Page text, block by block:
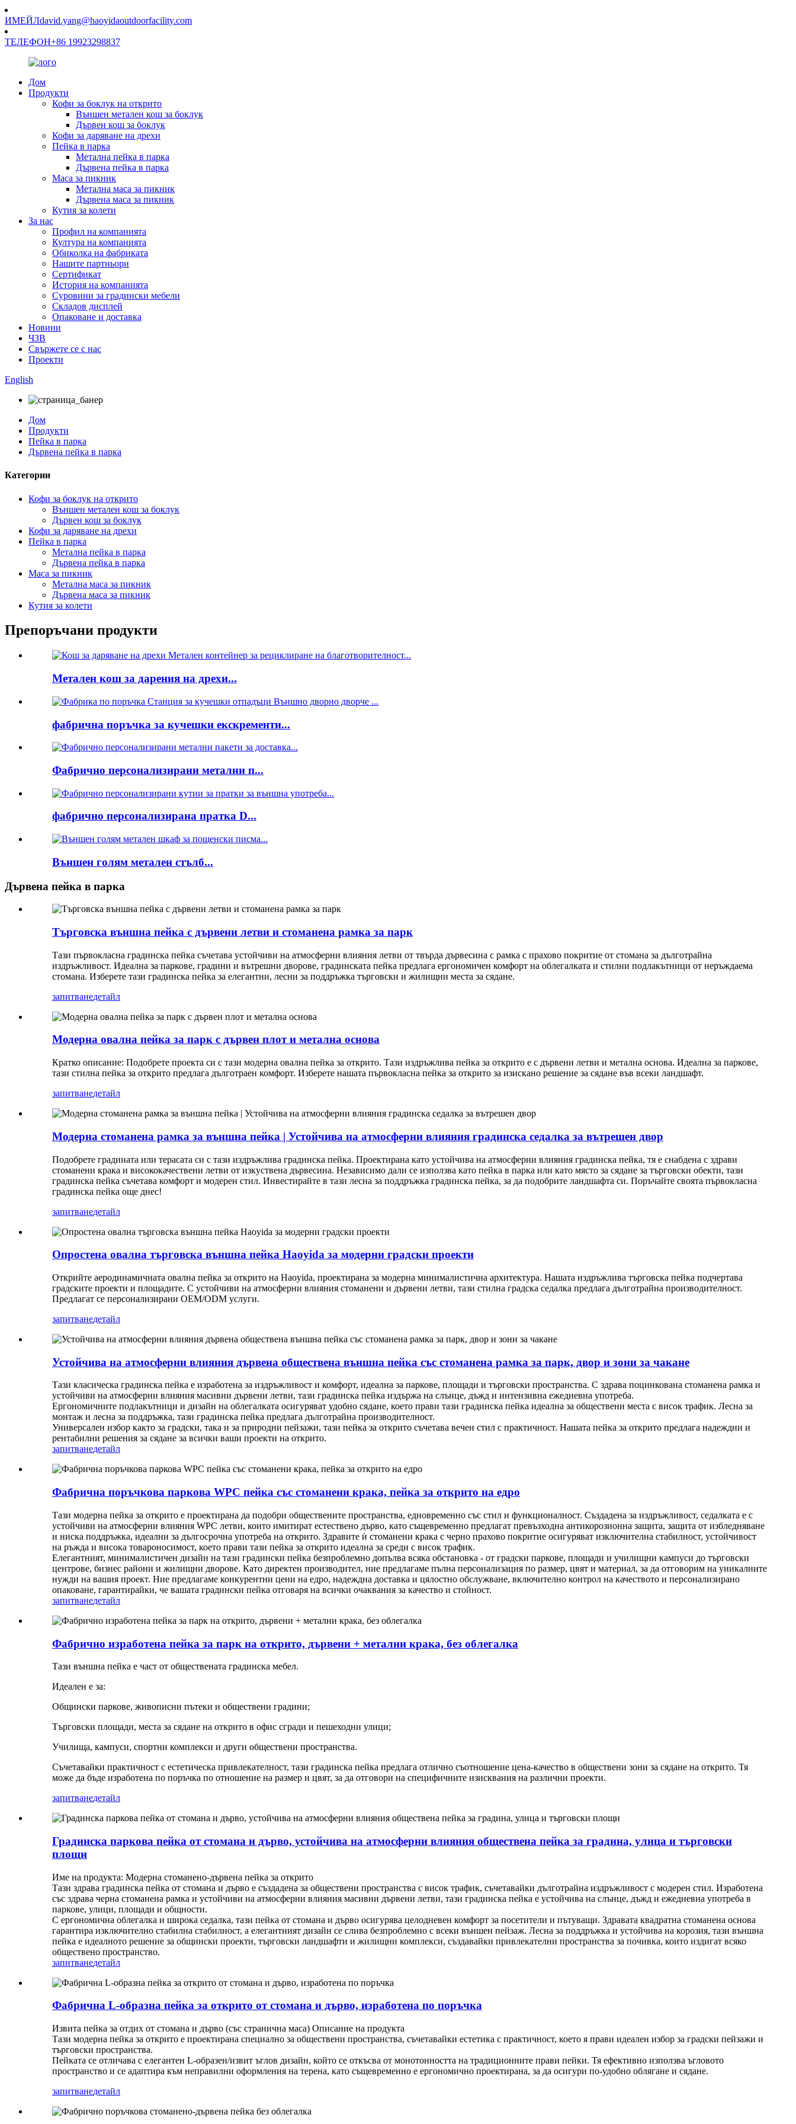
ИМЕЙЛdavid.yang@haoyidaoutdoorfacility.com
ТЕЛЕФОН+86 19923298837
Дом
Продукти
Кофи за боклук на открито
Външен метален кош за боклук
Дървен кош за боклук
Кофи за даряване на дрехи
Пейка в парка
Метална пейка в парка
Дървена пейка в парка
Маса за пикник
Метална маса за пикник
Дървена маса за пикник
Кутия за колети
За нас
Профил на компанията
Култура на компанията
Обиколка на фабриката
Нашите партньори
Сертификат
История на компанията
Суровини за градински мебели
Складов дисплей
Опаковане и доставка
Новини
ЧЗВ
Свържете се с нас
Проекти
English
Дом
Продукти
Пейка в парка
Дървена пейка в парка
Категории
Кофи за боклук на открито
Външен метален кош за боклук
Дървен кош за боклук
Кофи за даряване на дрехи
Пейка в парка
Метална пейка в парка
Дървена пейка в парка
Маса за пикник
Метална маса за пикник
Дървена маса за пикник
Кутия за колети
Препоръчани продукти
Метален кош за дарения на дрехи...
фабрична поръчка за кучешки екскременти...
Фабрично персонализирани метални п...
фабрично персонализирана пратка D...
Външен голям метален стълб...
Дървена пейка в парка
Търговска външна пейка с дървени летви и стоманена рамка за парк
Тази първокласна градинска пейка съчетава устойчиви на атмосферни влияния летви от твърда дървесина с рамка с прахово покритие от стомана за дълготрайна
издръжливост. Идеална за паркове, градини и вътрешни дворове, градинската пейка предлага ергономичен комфорт на облегалката и стилни подлакътници от неръждаема
стомана. Изберете тази градинска пейка за елегантни, лесни за поддръжка търговски и жилищни места за сядане.
запитванедетайл
Модерна овална пейка за парк с дървен плот и метална основа
Кратко описание: Подобрете проекта си с тази модерна овална пейка за открито. Тази издръжлива пейка за открито е с дървени летви и метална основа. Идеална за паркове,
тази стилна пейка за открито предлага дълготраен комфорт. Изберете нашата първокласна пейка за открито за изискано решение за сядане във всеки ландшафт.
запитванедетайл
Модерна стоманена рамка за външна пейка | Устойчива на атмосферни влияния градинска седалка за вътрешен двор
Подобрете градината или терасата си с тази издръжлива градинска пейка. Проектирана като устойчива на атмосферни влияния градинска пейка, тя е снабдена с здрави
стоманени крака и висококачествени летви от изкуствена дървесина. Независимо дали се използва като пейка в парка или като място за сядане за търговски обекти, тази
градинска пейка съчетава комфорт и модерен стил. Инвестирайте в тази лесна за поддръжка градинска пейка, за да подобрите ландшафта си. Поръчайте своята първокласна
градинска пейка още днес!
запитванедетайл
Опростена овална търговска външна пейка Haoyida за модерни градски проекти
Открийте аеродинамичната овална пейка за открито на Haoyida, проектирана за модерна минималистична архитектура. Нашата издръжлива търговска пейка подчертава
градските проекти и площадите. С устойчиви на атмосферни влияния стоманени и дървени летви, тази стилна градска седалка предлага дълготрайна производителност.
Предлагат се персонализирани OEM/ODM услуги.
запитванедетайл
Устойчива на атмосферни влияния дървена обществена външна пейка със стоманена рамка за парк, двор и зони за чакане
Тази класическа градинска пейка е изработена за издръжливост и комфорт, идеална за паркове, площади и търговски пространства. С здрава поцинкована стоманена рамка и
устойчиви на атмосферни влияния масивни дървени летви, тази градинска пейка издържа на слънце, дъжд и интензивна ежедневна употреба.
Ергономичните подлакътници и дизайн на облегалката осигуряват удобно сядане, което прави тази градинска пейка идеална за обществени места с висок трафик. Лесна за
монтаж и лесна за поддръжка, тази градинска пейка предлага дълготрайна производителност.
Универсален избор както за градски, така и за природни пейзажи, тази пейка за открито съчетава вечен стил с практичност. Нашата пейка за открито предлага надеждни и
рентабилни решения за сядане за всички ваши проекти на открито.
запитванедетайл
Фабрична поръчкова паркова WPC пейка със стоманени крака, пейка за открито на едро
Тази модерна пейка за открито е проектирана да подобри обществените пространства, едновременно със стил и функционалност. Създадена за издръжливост, седалката е с
устойчиви на атмосферни влияния WPC летви, които имитират естествено дърво, като същевременно предлагат превъзходна антикорозионна защита, защита от избледняване
и ниска поддръжка, идеални за дългосрочна употреба на открито. Здравите ѝ стоманени крака с черно прахово покритие осигуряват изключителна стабилност, устойчивост
на ръжда и висока товароносимост, което прави тази пейка за открито идеална за среди с висок трафик.
Елегантният, минималистичен дизайн на тази градински пейка безпроблемно допълва всяка обстановка - от градски паркове, площади и училищни кампуси до търговски
центрове, бизнес райони и жилищни дворове. Като директен производител, ние предлагаме пълна персонализация по размер, цвят и материал, за да отговорим на уникалните
нужди на вашия проект. Ние предлагаме конкурентни цени на едро, надеждна доставка и цялостно обслужване, включително контрол на качеството и персонализирано
опаковане, гарантирайки, че вашата градински пейка отговаря на всички очаквания за качество и стойност.
запитванедетайл
Фабрично изработена пейка за парк на открито, дървени + метални крака, без облегалка
Тази външна пейка е част от обществената градинска мебел.
Идеален е за:
Общински паркове, живописни пътеки и обществени градини;
Търговски площади, места за сядане на открито в офис сгради и пешеходни улици;
Училища, кампуси, спортни комплекси и други обществени пространства.
Съчетавайки практичност с естетическа привлекателност, тази градинска пейка предлага отлично съотношение цена-качество в обществени зони за сядане на открито. Тя
може да бъде изработена по поръчка по отношение на размер и цвят, за да отговори на специфичните изисквания на различни проекти.
запитванедетайл
Градинска паркова пейка от стомана и дърво, устойчива на атмосферни влияния обществена пейка за градина, улица и търговски
площи
Име на продукта: Модерна стоманено-дървена пейка за открито
Тази здрава градинска пейка от стомана и дърво е създадена за обществени пространства с висок трафик, съчетавайки дълготрайна издръжливост с модерен стил. Изработена
със здрава черна стоманена рамка и устойчиви на атмосферни влияния масивни дървени летви, тази градинска пейка е устойчива на слънце, дъжд и ежедневна употреба в
паркове, улици, площади и общности.
С ергономична облегалка и широка седалка, тази пейка от стомана и дърво осигурява целодневен комфорт за посетители и пътуващи. Здравата квадратна стоманена основа
гарантира изключително стабилна стабилност, а елегантният дизайн се слива безпроблемно с всеки външен пейзаж. Лесна за поддръжка и устойчива на корозия, тази външна
пейка е идеалното решение за общински проекти, търговски ландшафти и жилищни комплекси, създавайки привлекателни пространства за почивка, които издигат всяко
обществено пространство.
запитванедетайл
Фабрична L-образна пейка за открито от стомана и дърво, изработена по поръчка
Извита пейка за отдих от стомана и дърво (със странична маса) Описание на продукта
Тази модерна пейка за открито е проектирана специално за обществени пространства, съчетавайки естетика с практичност, което я прави идеален избор за градски пейзажи и
търговски пространства.
Пейката се отличава с елегантен L-образен/извит ъглов дизайн, който се откъсва от монотонността на традиционните прави пейки. Тя ефективно използва ъгловото
пространство и се адаптира към неправилни оформления на терена, като същевременно е ергономично проектирана, за да осигури по-удобно облягане и сядане.
запитванедетайл